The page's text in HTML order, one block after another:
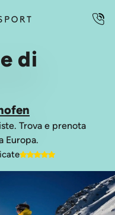
di
Trova e prenota
Europa.